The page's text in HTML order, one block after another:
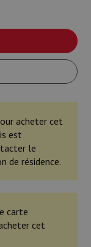
acheter cet
est
le
de résidence.
carte
cet